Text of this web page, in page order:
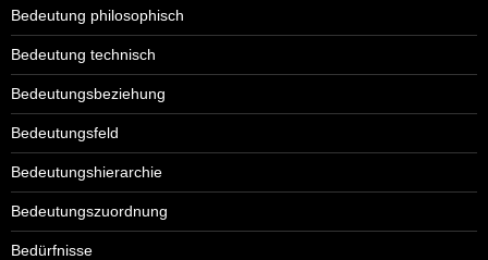
Bedeutung philosophisch
Bedeutung technisch
Bedeutungsbeziehung
Bedeutungsfeld
Bedeutungshierarchie
Bedeutungszuordnung
Bedürfnisse